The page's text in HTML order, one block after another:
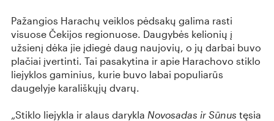
Pažangios Harachų veiklos pėdsakų galima rasti
visuose Čekijos regionuose. Daugybės kelionių į
užsienį dėka jie įdiegė daug naujovių, o jų darbai buvo
plačiai įvertinti. Tai pasakytina ir apie Harachovo stiklo
liejyklos gaminius, kurie buvo labai populiarūs
daugelyje karališkųjų dvarų.
„Stiklo liejykla ir alaus darykla Novosadas ir Sūnus tęsia